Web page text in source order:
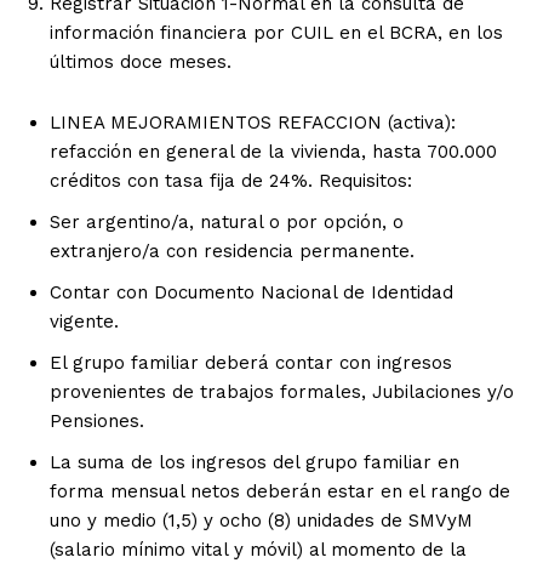
información financiera por CUIL en el BCRA, en los
últimos doce meses.
LINEA MEJORAMIENTOS REFACCION (activa):
refacción en general de la vivienda, hasta 700.000
créditos con tasa fija de 24%. Requisitos:
Ser argentino/a, natural o por opción, o
extranjero/a con residencia permanente.
Contar con Documento Nacional de Identidad
vigente.
El grupo familiar deberá contar con ingresos
provenientes de trabajos formales, Jubilaciones y/o
Pensiones.
La suma de los ingresos del grupo familiar en
forma mensual netos deberán estar en el rango de
uno y medio (1,5) y ocho (8) unidades de SMVyM
(salario mínimo vital y móvil) al momento de la